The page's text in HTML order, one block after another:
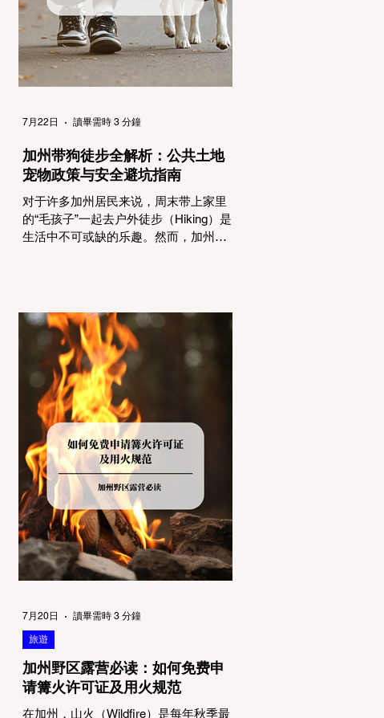
链管制，并通过电子路牌指示当前的管
制级别。加州采用三个递进的级别（R1
至R3）来规范通行车辆： R1 管制
(Requirement 1) 规定内容： 所有车辆必
须安装防滑链。 豁免条件： 乘用车
（Light Trucks）只要配备了雪地轮胎
加州带狗徒步全解析：公共土地
宠物政策与安全避坑指南
对于许多加州居民来说，周末带上家里
的“毛孩子”一起去户外徒步（Hiking）是
生活中不可或缺的乐趣。然而，加州拥
到了步道口才绝望地看到一块大大的
"No Dogs on Trail"（步道严禁犬只） 的
指示牌，这无疑会彻底毁掉整个周末。
为了避免“带狗碰壁”，您必须在出发前清
楚地了解不同公共土地系统对宠物政
策，掌握实用的路线筛选工具，并警惕
加州特有的野外环境隐患。 一、 破除宠
物政策管辖权迷雾：狗狗到底能去哪
里？ 加州的户外区域由不同的政府机构
管理，其核心保护目标决定了宠物政策
的严格程度。我们可以将其视为一条“从
严到宽”的鄙视链： 1. 极其严格：国家公
园 (National Parks) & 州立公园 (State
Parks) 政策基调： 优先保护原始生态与
野生动物。 实际规定： 在优胜美地、红
草甸
7月22日 讀畢需時 3 分鐘
加州野区露营必读：如何免费申
请篝火许可证及用火规范
在加州，山火（Wildfire）是每年秋季最
旅遊
7月20日 讀畢需時 3 分鐘